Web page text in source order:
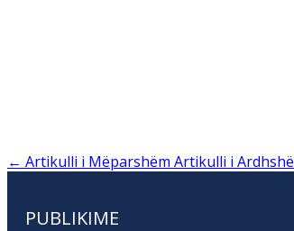
← Artikulli i Mëparshëm Artikulli i
PUBLIKIME